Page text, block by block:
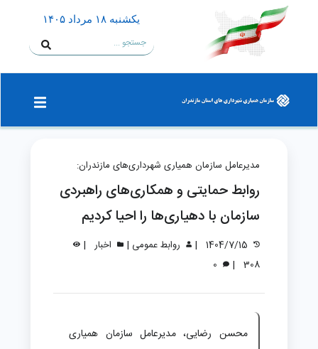
يكشنبه ۱۸ مرداد ۱۴۰۵
مدیرعامل سازمان همیاری شهرداری‌های مازندران:
روابط حمایتی و همکاری‌های راهبردی
سازمان با دهیاری‌ها را احیا کردیم
| روابط عمومی | اخبار |
308
|
محسن رضایی، مدیرعامل سازمان همیاری